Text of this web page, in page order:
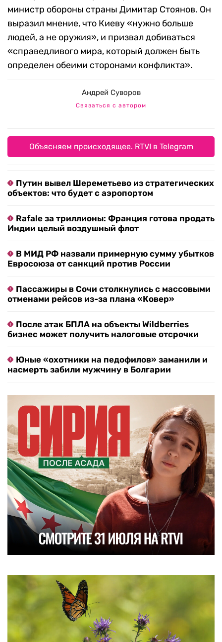
министр обороны страны Димитар Стоянов. Он
выразил мнение, что Киеву «нужно больше
людей, а не оружия», и призвал добиваться
«справедливого мира, который должен быть
определен обеими сторонами конфликта».
Андрей Суворов
Связаться с автором
Объясняем происходящее. RTVI в Telegram
Путин вывел Шереметьево из стратегических
объектов: что будет с аэропортом
Rafale за триллионы: Франция готова продать
Индии целый воздушный флот
В МИД РФ назвали примерную сумму убытков
Евросоюза от санкций против России
Пассажиры в Сочи столкнулись с массовыми
отменами рейсов из-за плана «Ковер»
После атак БПЛА на объекты Wildberries
бизнес может получить налоговые отсрочки
Юные «охотники на педофилов» заманили и
насмерть забили мужчину в Болгарии